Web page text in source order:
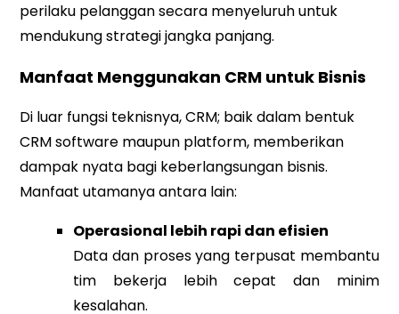
perilaku pelanggan secara menyeluruh untuk
mendukung strategi jangka panjang.
Manfaat Menggunakan CRM untuk Bisnis
Di luar fungsi teknisnya, CRM; baik dalam bentuk
CRM software maupun platform, memberikan
dampak nyata bagi keberlangsungan bisnis.
Manfaat utamanya antara lain:
Operasional lebih rapi dan efisien
Data dan proses yang terpusat membantu
tim bekerja lebih cepat dan minim
kesalahan.